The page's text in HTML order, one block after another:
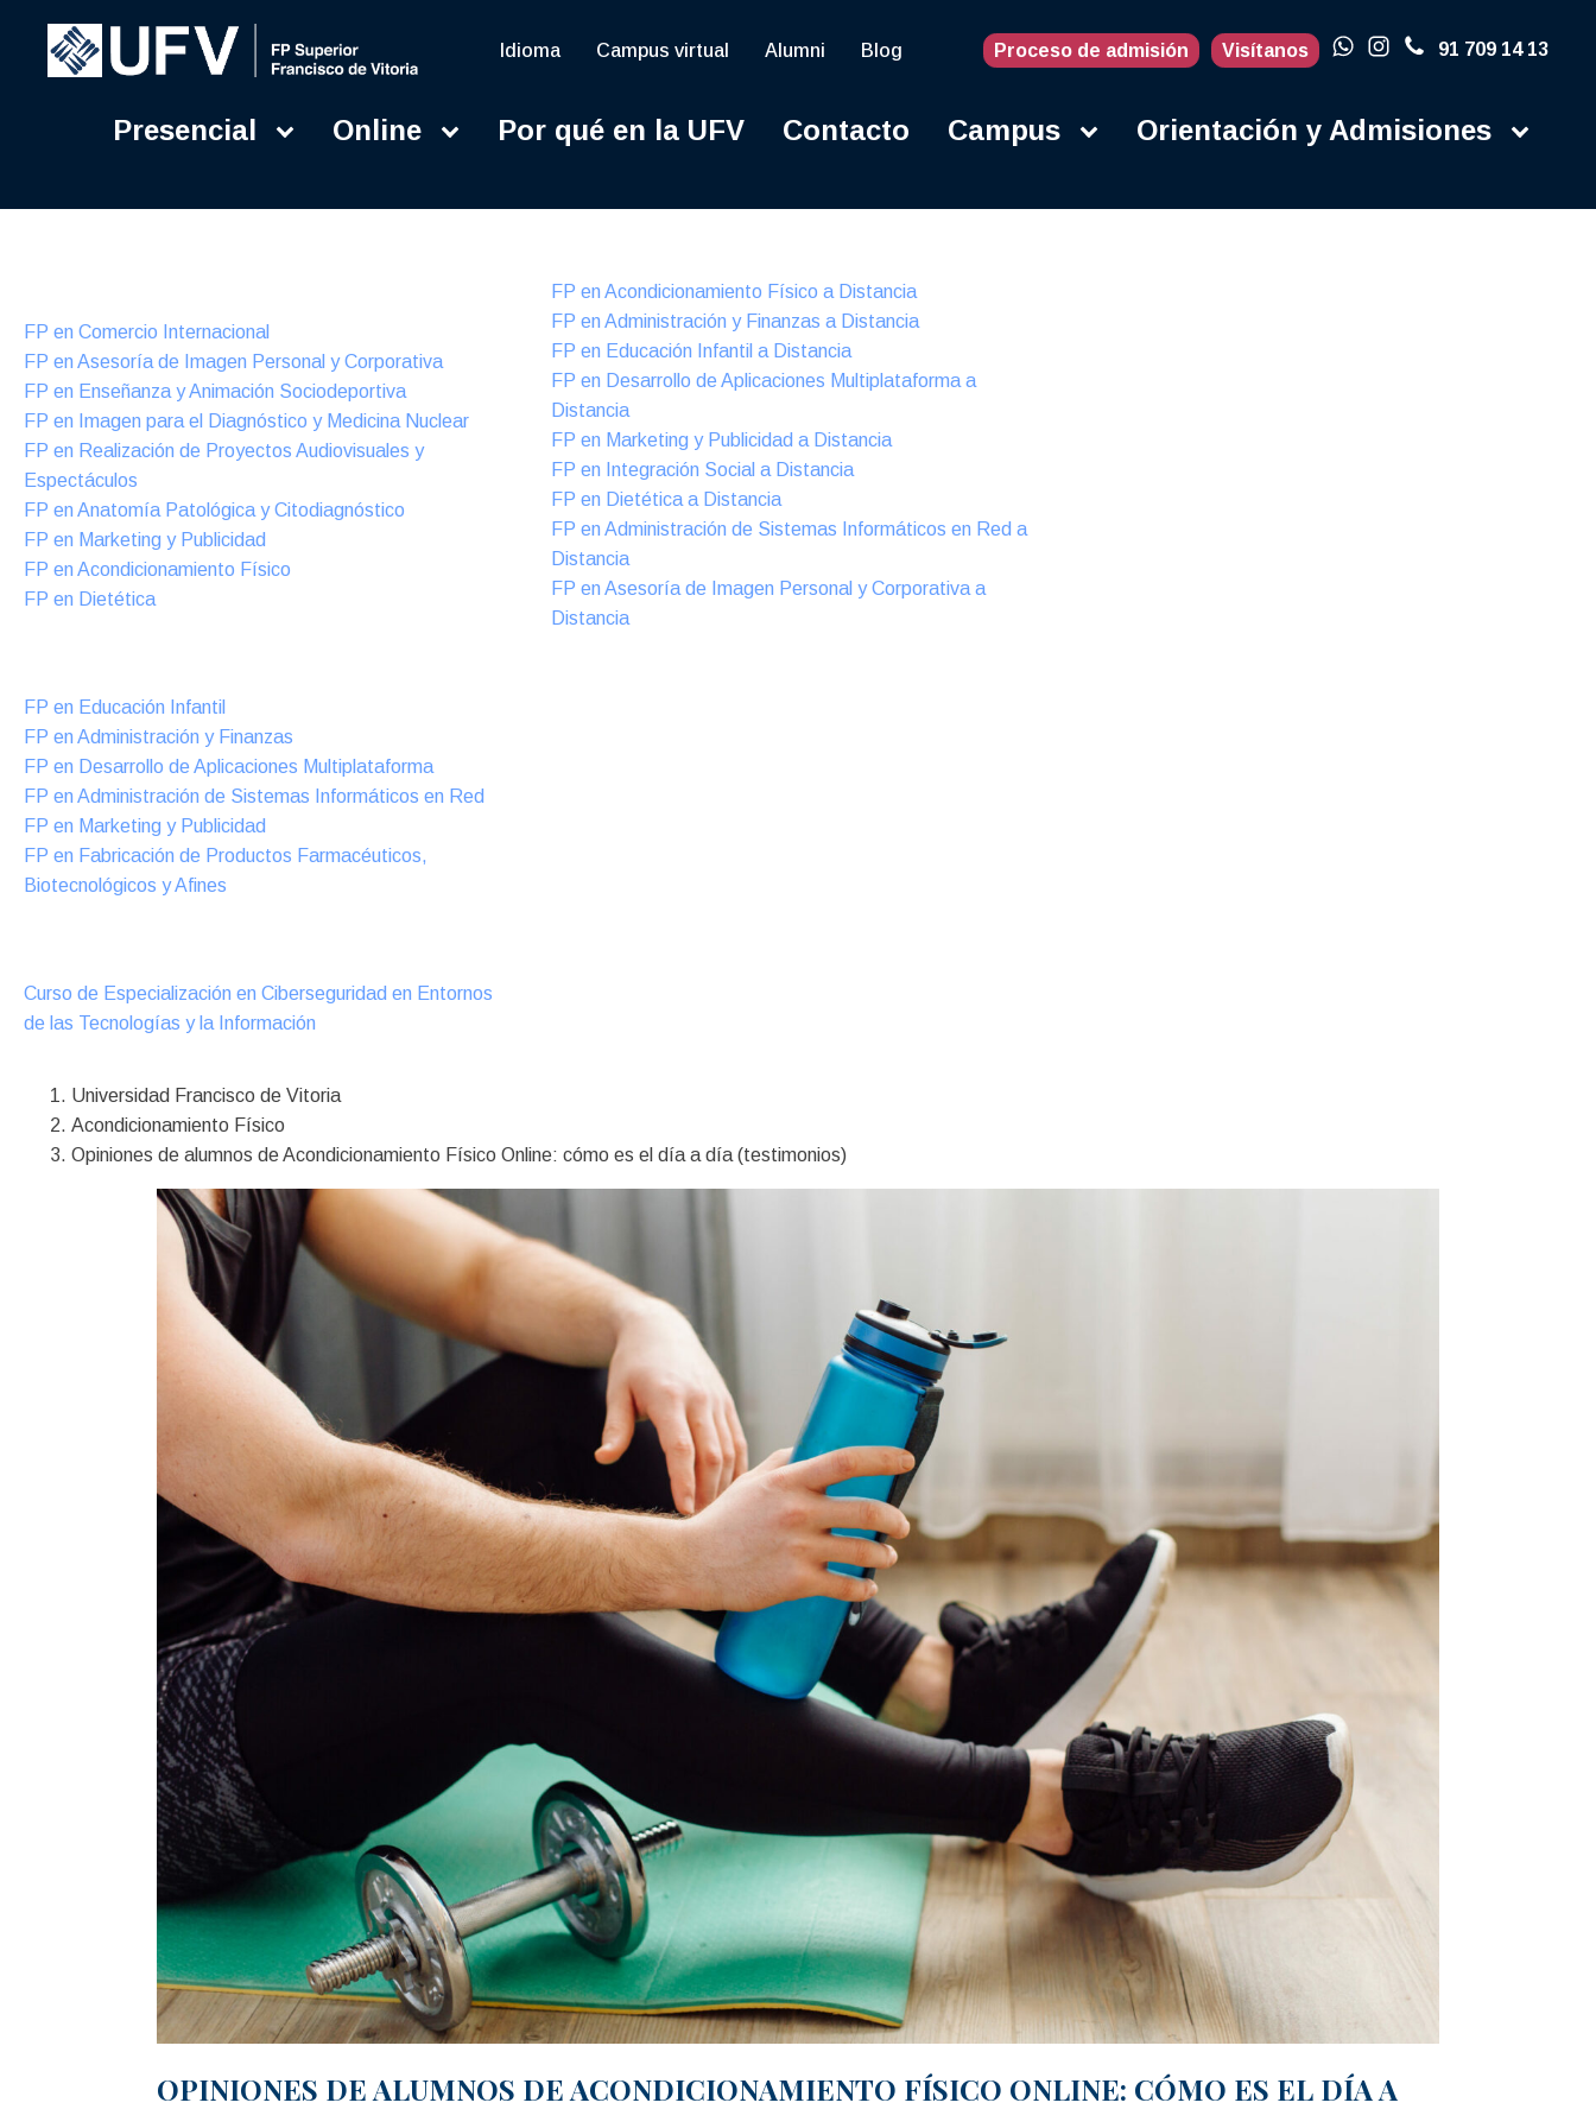
Idioma Campus virtual Alumni Blog Proceso de admisión Visítanos 91 709 14 13
Presencial Online Por qué en la UFV Contacto Campus Orientación y Admisiones
Presencial
FP en Comercio Internacional
FP en Asesoría de Imagen Personal y Corporativa
FP en Enseñanza y Animación Sociodeportiva
FP en Imagen para el Diagnóstico y Medicina Nuclear
FP en Realización de Proyectos Audiovisuales y
Espectáculos
FP en Anatomía Patológica y Citodiagnóstico
FP en Marketing y Publicidad
FP en Acondicionamiento Físico
FP en Dietética
FP en Educación Infantil
FP en Administración y Finanzas
FP en Desarrollo de Aplicaciones Multiplataforma
FP en Administración de Sistemas Informáticos en Red
FP en Marketing y Publicidad
FP en Fabricación de Productos Farmacéuticos,
Biotecnológicos y Afines
Curso de Especialización en Ciberseguridad en Entornos
de las Tecnologías y la Información
Online
FP en Acondicionamiento Físico a Distancia
FP en Administración y Finanzas a Distancia
FP en Educación Infantil a Distancia
FP en Desarrollo de Aplicaciones Multiplataforma a
Distancia
FP en Marketing y Publicidad a Distancia
FP en Integración Social a Distancia
FP en Dietética a Distancia
FP en Administración de Sistemas Informáticos en Red a
Distancia
FP en Asesoría de Imagen Personal y Corporativa a
Distancia
Universidad Francisco de Vitoria
Acondicionamiento Físico
Opiniones de alumnos de Acondicionamiento Físico Online: cómo es el día a día (testimonios)
OPINIONES DE ALUMNOS DE ACONDICIONAMIENTO FÍSICO ONLINE: CÓMO ES EL DÍA A